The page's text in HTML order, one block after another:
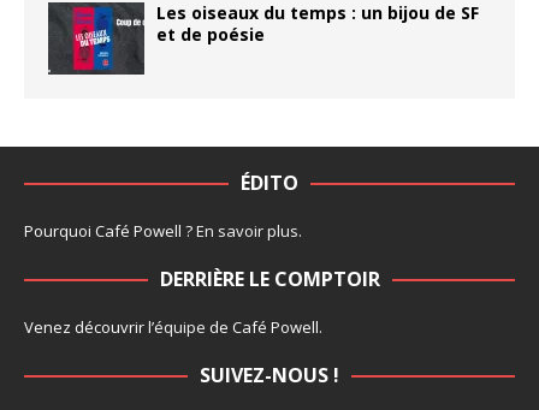
Les oiseaux du temps : un bijou de SF
et de poésie
ÉDITO
Pourquoi Café Powell ?En savoir plus.
DERRIÈRE LE COMPTOIR
Venez découvrir l’équipe de Café Powell.
SUIVEZ-NOUS !